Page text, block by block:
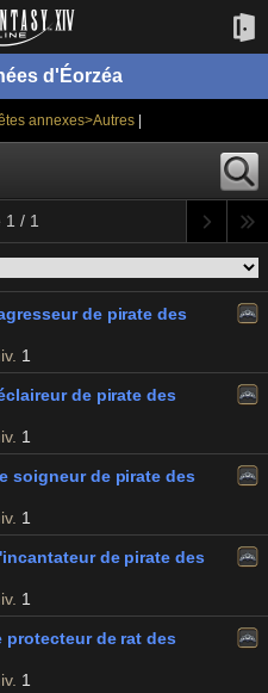
d'Éorzéa
annexes>Autres
1 / 1
de pirate des
1
de pirate des
1
soigneur de pirate des
1
de pirate des
1
protecteur de rat des
1